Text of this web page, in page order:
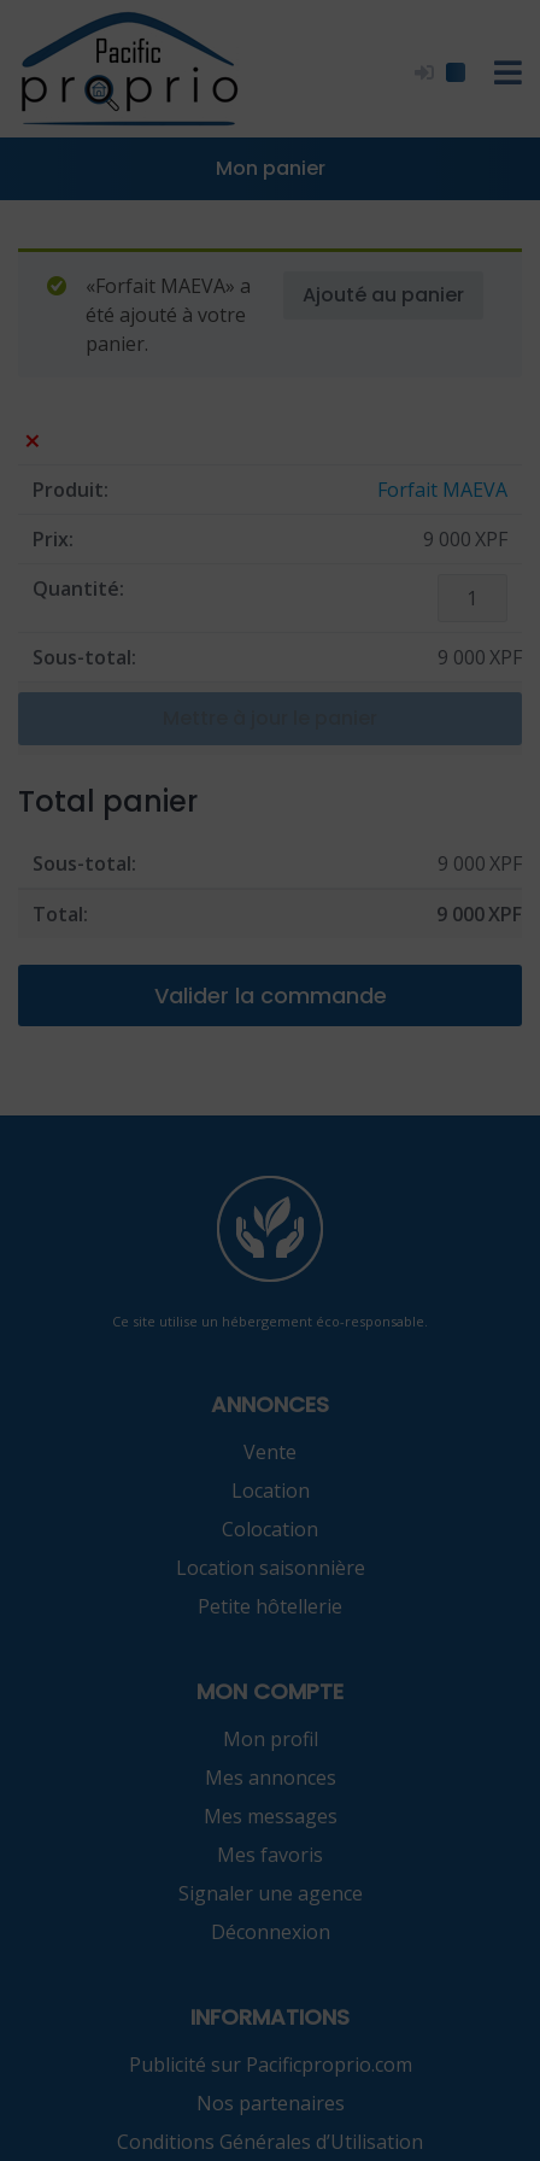
content
Mon panier
Ajouté au panier
«Forfait MAEVA» a
été ajouté à votre
panier.
×
Forfait MAEVA
9 000XPF
quantité
Forfait
9 000XPF
Total panier
9 000XPF
9 000XPF
Valider la commande
Ce site utilise un hébergement éco-responsable.
ANNONCES
Vente
Location
Colocation
Location saisonnière
Petite hôtellerie
MON COMPTE
Mon profil
Mes annonces
Mes messages
Mes favoris
Signaler une agence
Déconnexion
INFORMATIONS
Publicité sur Pacificproprio.com
Nos partenaires
Conditions Générales d’Utilisation